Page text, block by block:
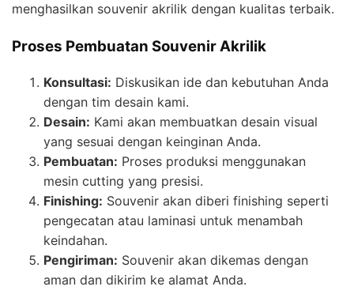
menghasilkan souvenir akrilik dengan kualitas terbaik.
Proses Pembuatan Souvenir Akrilik
Konsultasi: Diskusikan ide dan kebutuhan Anda
dengan tim desain kami.
Desain: Kami akan membuatkan desain visual
yang sesuai dengan keinginan Anda.
Pembuatan: Proses produksi menggunakan
mesin cutting yang presisi.
Finishing: Souvenir akan diberi finishing seperti
pengecatan atau laminasi untuk menambah
keindahan.
Pengiriman: Souvenir akan dikemas dengan
aman dan dikirim ke alamat Anda.